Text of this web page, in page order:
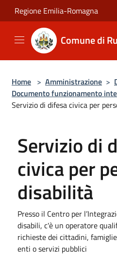
Salta al contenuto principale
Regione Emilia-Romagna
Comune di
Home > Amministrazione >
Documento funzionamento
Servizio di difesa civica per
Servizio di
civica per
disabilità
Presso il Centro per
disabili, c'è un operatore
richieste dei cittadini,
enti o servizi pubblici